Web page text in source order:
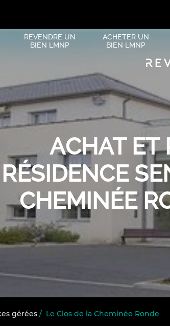
REVENDRE UN
BIEN LMNP
ACHETER UN
BIEN LMNP
ACHAT ET
RÉSIDENCE
CHEMINÉE
gérées / Le Clos de la Cheminée Ronde